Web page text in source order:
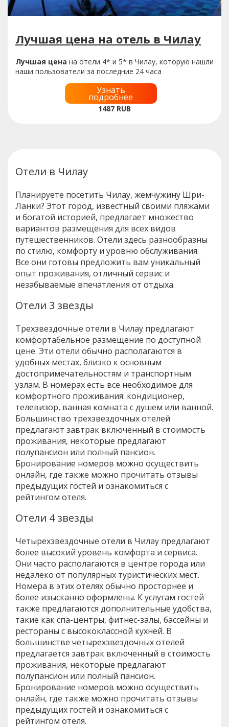
Лучшая цена на отель в Чилау
Лучшая цена на отели 4* и 5* в Чилау, которую нашли
наши пользователи за последние 24 часа
Узнать
подробнее
1487 RUB
Отели в Чилау
Планируете посетить Чилау, жемчужину Шри-
Ланки? Этот город, известный своими пляжами
и богатой историей, предлагает множество
вариантов размещения для всех видов
путешественников. Отели здесь разнообразны
по стилю, комфорту и уровню обслуживания.
Все они готовы предложить вам уникальный
опыт проживания, отличный сервис и
незабываемые впечатления от отдыха.
Отели 3 звезды
Трехзвездочные отели в Чилау предлагают
комфортабельное размещение по доступной
цене. Эти отели обычно располагаются в
удобных местах, близко к основным
достопримечательностям и транспортным
узлам. В номерах есть все необходимое для
комфортного проживания: кондиционер,
телевизор, ванная комната с душем или ванной.
Большинство трехзвездочных отелей
предлагают завтрак включенный в стоимость
проживания, некоторые предлагают
полупансион или полный пансион.
Бронирование номеров можно осуществить
онлайн, где также можно прочитать отзывы
предыдущих гостей и ознакомиться с
рейтингом отеля.
Отели 4 звезды
Четырехзвездочные отели в Чилау предлагают
более высокий уровень комфорта и сервиса.
Они часто располагаются в центре города или
недалеко от популярных туристических мест.
Номера в этих отелях обычно просторнее и
более изысканно оформлены. К услугам гостей
также предлагаются дополнительные удобства,
такие как спа-центры, фитнес-залы, бассейны и
рестораны с высококлассной кухней. В
большинстве четырехзвездочных отелей
предлагается завтрак включенный в стоимость
проживания, некоторые предлагают
полупансион или полный пансион.
Бронирование номеров можно осуществить
онлайн, где также можно прочитать отзывы
предыдущих гостей и ознакомиться с
рейтингом отеля.